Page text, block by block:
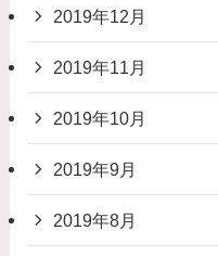
2019年12月
2019年11月
2019年10月
2019年9月
2019年8月